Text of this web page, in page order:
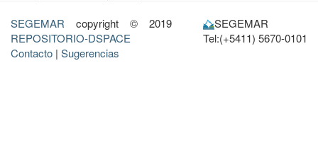
SEGEMAR copyright © 2019
REPOSITORIO-DSPACE
Contacto | Sugerencias
SEGEMAR
Tel:(+5411) 5670-0101